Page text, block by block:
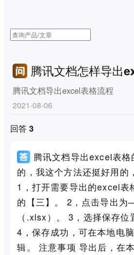
腾讯文档怎样导出
腾讯文档导出excel表格流程
2021-08-06
回答 3
腾讯文档导出excel表格
的，我这个方法还挺好用的
1，打开需要导出的excel表
的【三】。 2，点击导出
（.xlsx）。 3，选择保存位
4，保存成功，可在本地电
辑。 注意事项 导出后，在